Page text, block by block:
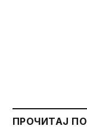
ПРОЧИТАЈ